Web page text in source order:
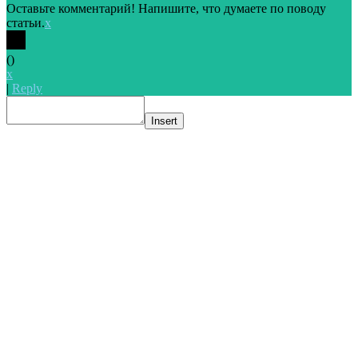
Оставьте комментарий! Напишите, что думаете по поводу
статьи.x
()
x
| Reply
Insert